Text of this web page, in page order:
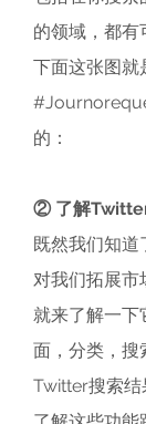
的领域，都有
下面这张图就
的：
② 了解
既然我们知
对我们拓展市
就来了解一下
面，分类，搜
Twitter搜索结